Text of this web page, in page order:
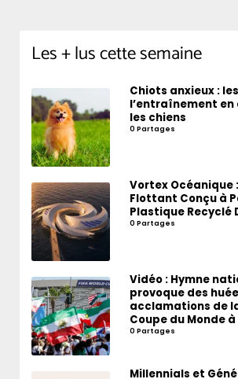
Les + lus cette semaine
Chiots anxieux :
l’entraînement en
les chiens
0 Partages
Vortex Océanique
Flottant Conçu à
Plastique Recyclé
0 Partages
Vidéo : Hymne
provoque des
acclamations de
Coupe du Monde
0 Partages
Millennials et